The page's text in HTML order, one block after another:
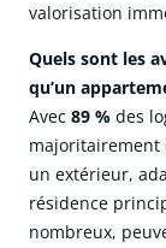
valorisation
Quels sont les
qu’un
Avec 89 % des
majoritairement
un extérieur,
résidence
nombreux,